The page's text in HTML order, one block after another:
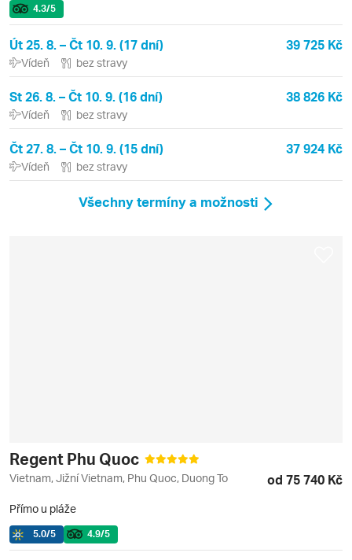
4.3/5
Út 25. 8. – Čt 10. 9. (17 dní) 39 725 Kč
Vídeň bez stravy
St 26. 8. – Čt 10. 9. (16 dní) 38 826 Kč
Vídeň bez stravy
Čt 27. 8. – Čt 10. 9. (15 dní) 37 924 Kč
Vídeň bez stravy
Všechny termíny a možnosti
Regent Phu Quoc
Vietnam, Jižní Vietnam, Phu Quoc, Duong To od 75 740 Kč
Přímo u pláže
5.0/5 4.9/5